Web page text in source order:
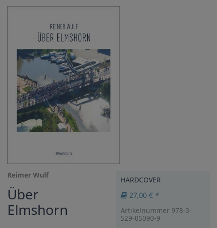
Reimer Wulf
Über
Elmshorn
HARDCOVER
27,00 € *
Artikelnummer 978-3-
529-05090-9